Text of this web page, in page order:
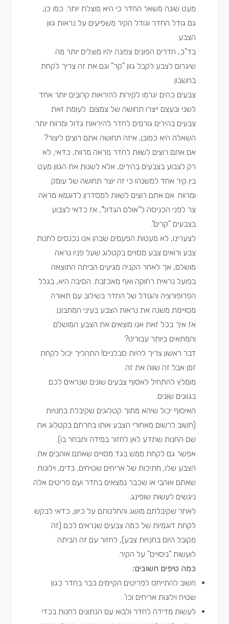
מעט שונה משאר החדר כי היא מוצלת יותר. כמו כן,
גם גודל החדר וגודל הקיר משפיעים על נראות גוון
הצבע.
בד"כ, חדרים הפונים צפונה יהיו מוצלים יותר מה
שיגרום לצבע לקבל גוון "קר" וגם את זה צריך לקחת
בחשבון.
צבעים כהים יגרמו לקירות להיראות קרובים יותר אחד
לשני ובעצם ייצרו תחושה של צמצום. לעומת זאת
צבעים בהירים גורמים לחדר להיראות גדול ומרווח יותר.
השאלה היא כמובן, איזה תחושה אתם רוצים ליצור?
אם אתם רוצים לשוות לחדר מראה מרווח, כדאי, לא
רק לצבוע בצבעים בהירים, אלא לשנות את הגוון מעט
בין קיר אחד למשנהו כי זה יוצר תחושה של עומק
ומרווח. אם אתם רוצים לשוות למסדרון לדוגמא מראה
צר לפני הכניסה ל"אולם הגדול", אז כדאי לצבוע
בצבעים "קרים".
לצערינו, לא מעטות הפעמים שבהן אנו נכנסים לחנות
צבע ורואים צבע מסויים בקטלוג שעל פניו נראה
מושלם, אך לאחר הקניה מגיעים הביתה התוצאה
בפועל נראית רחוקה ואף מאכזבת. הסיבה היא, בגלל
הפרופורציה והגודל של החדר בשילוב עם תאורה
מסויימת משנה את נראות הצבע בעיני המתבונן.
אז איך בכל זאת אנו מוצאים את הצבע המושלם
והמתאים ביותר עבורינו?
דבר ראשון צריך להיות סבלניים! התהליך יכול לקחת
זמן אבל זה שווה את זה.
מומלץ להתחיל לאסוף צבעים שונים שנראים לכם
בגוונים שונים.
האיסוף יכול שיהא מתוך קטלוגים שקיבלת בחנויות
(חשוב לרשום מאחורי הצבע אותו בחרתם בקטלוג את
שם החנות שתדע לאן לחזור במידה ותבחר בו).
אפשר גם לקחת ממש בגד מסויים שאתם אוהבים את
הצבע שלו, חתיכות של אריחים שטיחים, בדים, וילונות
שאתם אוהבי או שכבר נמצאים בחדר ועם פריטים אלה
ניגשים לעשות שופינג.
לאחר שקיבלתם מושג והחלטתם על כיוון, כדאי לבקש
לקחת דוגמיות של כמה צבעים שנראים לכם (זה
מקובל היום בחנויות צבע), לחזור עם זה הביתה
לועשות "ניסויים" על הקיר.
כמה טיפים חשובים:
חשוב להתייחס לפריטים הקיימים כבר בחדר כגון
שטיח וילונות אריחים וכו' .
לעשות מדידה לחדר ולבוא עם הנתונים לחנות בכדי